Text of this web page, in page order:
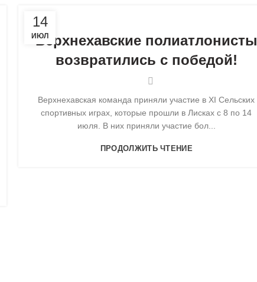
14
ИЮЛ
Верхнехавские полиатлонисты
возвратились с победой!
Верхнехавская команда приняли участие в XI Сельских
спортивных играх, которые прошли в Лисках с 8 по 14
июля. В них приняли участие бол...
ПРОДОЛЖИТЬ ЧТЕНИЕ